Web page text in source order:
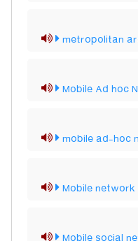
metropolitan
Mobile Ad hoc
mobile ad-hoc
Mobile network